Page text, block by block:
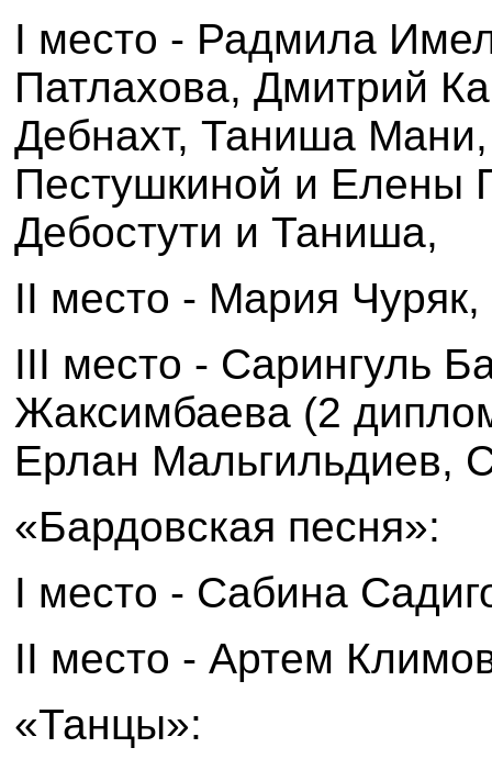
I место - Радмила
Патлахова, Дмитрий
Дебнахт, Таниша
Пестушкиной и Елены
Дебостути и Таниша,
II место - Мария
III место - Сарингуль
Жаксимбаева (2
Ерлан Мальгильдиев,
«Бардовская песня»:
I место - Сабина
II место - Артем
«Танцы»: